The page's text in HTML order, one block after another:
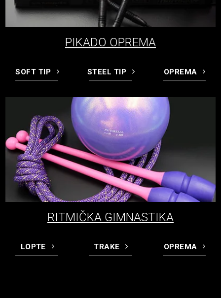
PIKADO OPREMA
SOFT TIP STEEL TIP OPREMA
RITMIČKA GIMNASTIKA
LOPTE TRAKE OPREMA